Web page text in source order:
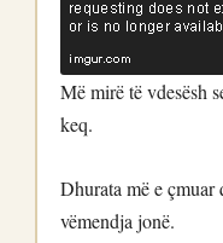
Më mirë të vdesësh
keq.
Dhurata më e çmuar
vëmendja jonë.